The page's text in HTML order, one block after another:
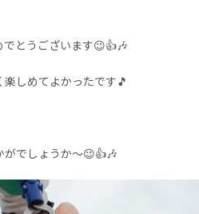
とうございます😉👍🎶
しめてよかったです🎵
がでしょうか～😉👍🎶